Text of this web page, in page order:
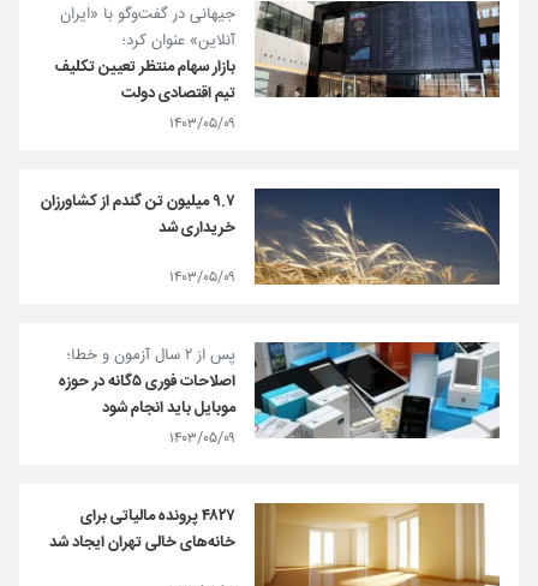
جیهانی در گفت‌وگو با «ایران
آنلاین» عنوان کرد؛
بازار سهام منتظر تعیین تکلیف
تیم اقتصادی دولت
۱۴۰۳/۰۵/۰۹
۹.۷ میلیون تن گندم از کشاورزان
خریداری شد
۱۴۰۳/۰۵/۰۹
پس از ۲ سال آزمون و خطا؛
اصلاحات فوری ۵گانه در حوزه
موبایل باید انجام شود
۱۴۰۳/۰۵/۰۹
۴۸۲۷ پرونده مالیاتی برای
خانه‌های خالی تهران ایجاد شد